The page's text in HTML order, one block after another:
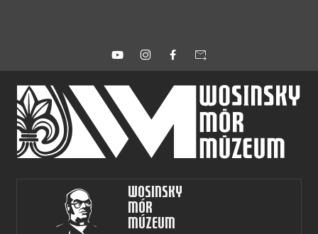
forward_to_inbox
Wosinsky
Mór
Múzeum